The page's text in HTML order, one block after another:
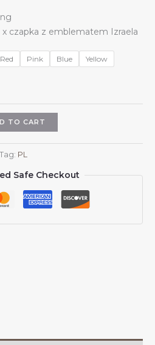
x czapka z emblematem Izraela
Red Pink Blue
Yellow
TO CART
Tag: PL
Safe Checkout